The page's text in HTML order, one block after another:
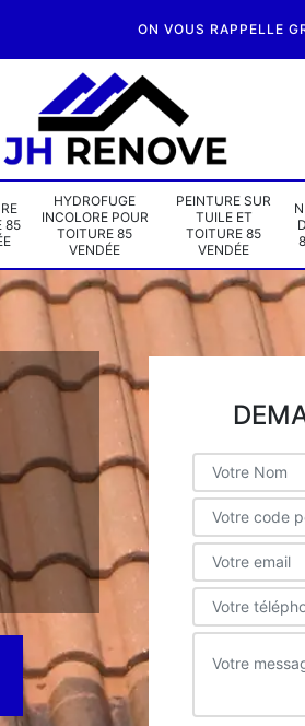
ON VOUS RAPPELLE
85
HYDROFUGE
INCOLORE POUR
TOITURE 85
VENDÉE
PEINTURE SUR
TUILE ET
TOITURE 85
VENDÉE